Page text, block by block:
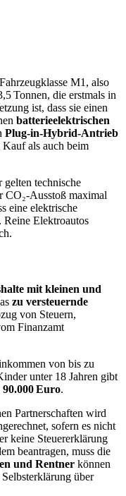
M1, also
Tonnen, die erstmals in
ist, dass sie einen
batterieelektrischen
Plug-in-Hybrid-Antrieb
als auch beim
technische
CO₂-Ausstoß maximal
eine elektrische
Reine Elektroautos
mit kleinen und
zu versteuernde
von Steuern,
Finanzamt
von bis zu
unter 18 Jahren gibt
90.000 Euro.
Partnerschaften wird
sofern es nicht
keine Steuererklärung
beantragen, muss die
und Rentner können
über